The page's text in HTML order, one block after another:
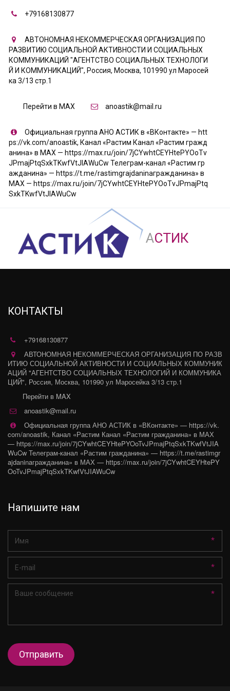
+79168130877
АВТОНОМНАЯ НЕКОММЕРЧЕСКАЯ ОРГАНИЗАЦИЯ ПО
РАЗВИТИЮ СОЦИАЛЬНОЙ АКТИВНОСТИ И СОЦИАЛЬНЫХ
КОММУНИКАЦИЙ "АГЕНТСТВО СОЦИАЛЬНЫХ ТЕХНОЛОГИ
Й И КОММУНИКАЦИЙ", Россия, Москва, 101990 ул Маросей
ка 3/13 стр.1
Перейти в MAX anoastik@mail.ru
Официальная группа АНО АСТИК в «ВКонтакте» — htt
ps://vk.com/anoastik, Канал «Растим Канал «Растим гражд
анина» в МАХ — https://max.ru/join/7jCYwhtCEYHtePYOoTv
JPmajPtqSxkTKwfVtJIAWuCw Телеграм-канал «Растим гр
ажданина» — https://t.me/rastimgrajdaninaгражданина» в
МАХ — https://max.ru/join/7jCYwhtCEYHtePYOoTvJPmajPtq
SxkTKwfVtJIAWuCw
АСТИК
КОНТАКТЫ
+79168130877
АВТОНОМНАЯ НЕКОММЕРЧЕСКАЯ ОРГАНИЗАЦИЯ ПО РАЗВ
ИТИЮ СОЦИАЛЬНОЙ АКТИВНОСТИ И СОЦИАЛЬНЫХ КОММУНИК
АЦИЙ "АГЕНТСТВО СОЦИАЛЬНЫХ ТЕХНОЛОГИЙ И КОММУНИКА
ЦИЙ", Россия, Москва, 101990 ул Маросейка 3/13 стр.1
Перейти в MAX
anoastik@mail.ru
Официальная группа АНО АСТИК в «ВКонтакте» — https://vk.
com/anoastik, Канал «Растим Канал «Растим гражданина» в МАХ
— https://max.ru/join/7jCYwhtCEYHtePYOoTvJPmajPtqSxkTKwfVtJIA
WuCw Телеграм-канал «Растим гражданина» — https://t.me/rastimgr
ajdaninaгражданина» в МАХ — https://max.ru/join/7jCYwhtCEYHtePY
OoTvJPmajPtqSxkTKwfVtJIAWuCw
Напишите нам
*
*
*
Отправить